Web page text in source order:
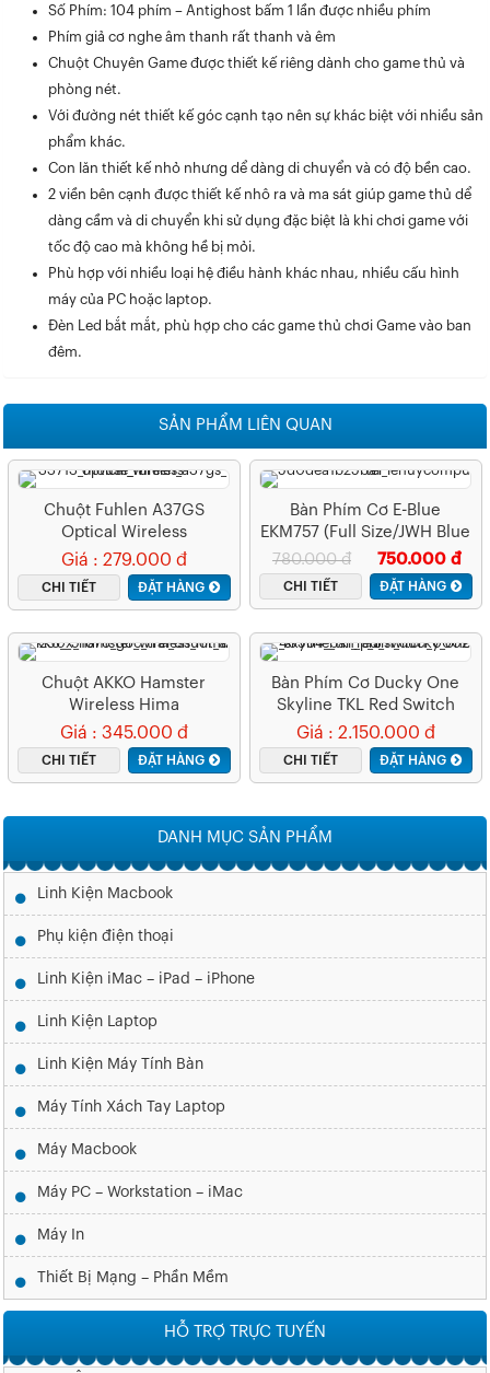
Số Phím: 104 phím – Antighost bấm 1 lần được nhiều phím
Phím giả cơ nghe âm thanh rất thanh và êm
Chuột Chuyên Game được thiết kế riêng dành cho game thủ và
phòng nét.
Với đường nét thiết kế góc cạnh tạo nên sự khác biệt với nhiều sản
phẩm khác.
Con lăn thiết kế nhỏ nhưng dể dàng di chuyển và có độ bền cao.
2 viền bên cạnh được thiết kế nhô ra và ma sát giúp game thủ dể
dàng cầm và di chuyển khi sử dụng đặc biệt là khi chơi game với
tốc độ cao mà không hề bị mỏi.
Phù hợp với nhiều loại hệ điều hành khác nhau, nhiều cấu hình
máy của PC hoặc laptop.
Đèn Led bắt mắt, phù hợp cho các game thủ chơi Game vào ban
đêm.
SẢN PHẨM LIÊN QUAN
Chuột Fuhlen A37GS
Optical Wireless
Giá : 279.000 đ
CHI TIẾT ĐẶT HÀNG
Bàn Phím Cơ E-Blue
EKM757 (Full Size/JWH Blue
Switch)750.000 đ
780.000 đ
CHI TIẾT ĐẶT HÀNG
Chuột AKKO Hamster
Wireless Hima
Giá : 345.000 đ
CHI TIẾT ĐẶT HÀNG
Bàn Phím Cơ Ducky One
Skyline TKL Red Switch
Giá : 2.150.000 đ
CHI TIẾT ĐẶT HÀNG
DANH MỤC SẢN PHẨM
Linh Kiện Macbook
Phụ kiện điện thoại
Linh Kiện iMac – iPad – iPhone
Linh Kiện Laptop
Linh Kiện Máy Tính Bàn
Máy Tính Xách Tay Laptop
Máy Macbook
Máy PC – Workstation – iMac
Máy In
Thiết Bị Mạng – Phần Mềm
HỖ TRỢ TRỰC TUYẾN